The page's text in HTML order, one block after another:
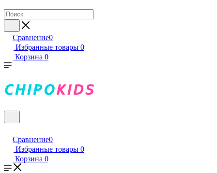
Сравнение0
Избранные товары 0
Корзина 0
Сравнение0
Избранные товары 0
Корзина 0